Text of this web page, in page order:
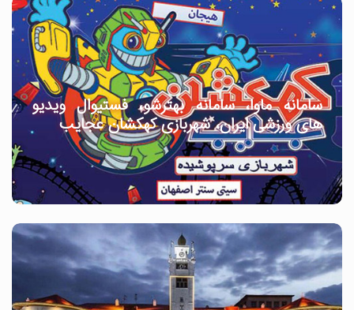
سامانه ماوا، سامانه بهترشو، فستیوال ویدیو
های ورزشی ایران، شهربازی کهکشان عجایب